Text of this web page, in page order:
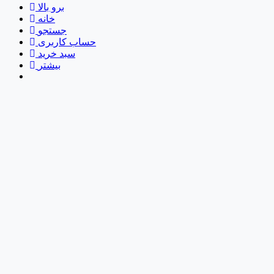
برو بالا
خانه
جستجو
حساب کاربری
سبد خرید
بیشتر